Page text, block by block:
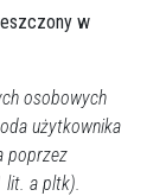
w
osobowych
użytkownika
poprzez
lit. a pltk).